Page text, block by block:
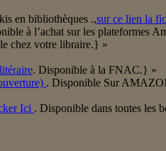
en bibliothèques .,sur ce lien la
à l’achat sur les plateformes
chez votre libraire.} »
. Disponible à la FNAC.} »
. Disponible Sur
Ici . Disponible dans toutes les